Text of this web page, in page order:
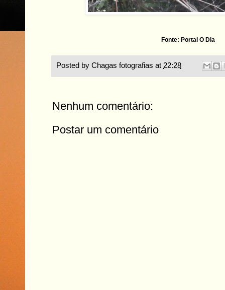
Fonte: Portal O Dia
Posted by Chagas fotografias at 22:28
Nenhum comentário:
Postar um comentário